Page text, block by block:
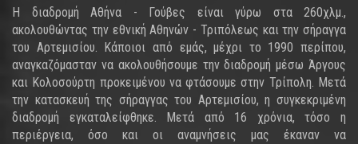
Η διαδρομή Αθήνα - Γούβες είναι γύρω στα 260χλμ.,
ακολουθώντας την εθνική Αθηνών - Τριπόλεως και την σήραγγα
του Αρτεμισίου. Κάποιοι από εμάς, μέχρι το 1990 περίπου,
αναγκαζόμασταν να ακολουθήσουμε την διαδρομή μέσω Άργους
και Κολοσούρτη προκειμένου να φτάσουμε στην Τρίπολη. Μετά
την κατασκευή της σήραγγας του Αρτεμισίου, η συγκεκριμένη
διαδρομή εγκαταλείφθηκε. Μετά από 16 χρόνια, τόσο η
περιέργεια, όσο και οι αναμνήσεις μας έκαναν να